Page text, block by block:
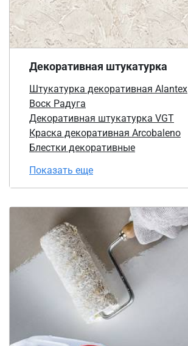
Декоративная штукатурка
Штукатурка декоративная Alantex
Воск Радуга
Декоративная штукатурка VGT
Краска декоративная Arcobaleno
Блестки декоративные
Показать еще